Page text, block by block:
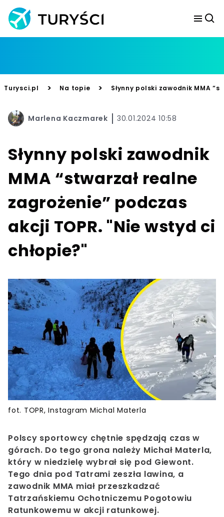
Turysci.pl > Na topie > Słynny polski zawodnik MMA
Marlena Kaczmarek 30.01.2024 10:58
Słynny polski zawodnik
MMA “stwarzał realne
zagrożenie” podczas
akcji TOPR. "Nie wstyd ci
chłopie?"
fot. TOPR, Instagram Michal Materla
Polscy sportowcy chętnie spędzają czas w
górach. Do tego grona należy Michał Materla,
który w niedzielę wybrał się pod Giewont.
Tego dnia pod Tatrami zeszła lawina, a
zawodnik MMA miał przeszkadzać
Tatrzańskiemu Ochotniczemu Pogotowiu
Ratunkowemu w akcji ratunkowej.